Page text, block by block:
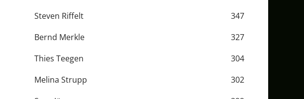
Steven Riffelt
347
Bernd Merkle
327
Thies Teegen
304
Melina Strupp
302